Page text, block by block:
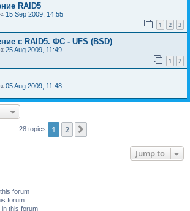
RAID5
« 15 Sep 2009, 14:55
1 2 3
с RAID5. ФС - UFS (BSD)
« 25 Aug 2009, 11:49
1 2
« 05 Aug 2009, 11:48
28 topics 1 2
Jump to
forum
forum
this forum